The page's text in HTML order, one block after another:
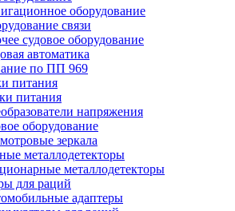
оборудование
связи
судовое оборудование
автоматика
по ПП 969
питания
питания
напряжения
оборудование
зеркала
металлодетекторы
металлодетекторы
для раций
адаптеры